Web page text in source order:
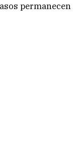
permanecen